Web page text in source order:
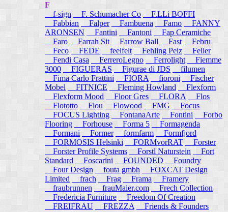
F
f-sign
F. Schumacher Co
F.LLi BOFFI
Fabbian
Falper Fambuena Famo
FANNY
ARONSEN
Fantini Fantoni
Fap Ceramiche
Faro
Farrah Sit Farrow Ball Fast
Febru
Feco
FEDE feelfelt Fehling Peiz
Feller
Fendi Casa
FerreroLegno Ferrolight
Fiemme
3000
FIGUERAS Figurae di JDS
filumen
Fima Carlo Frattini
FIORA fioroni
Fischer
Mobel
FITNICE Fleming Howland
Flexform
Flexform Mood
Floor Gres FLORA
Flos
Flototto
Flou Flowood FMG
Focus
FOCUS Lighting
FontanaArte Fontini
Forbo
Flooring
Forhouse Forma 5
Formagenda
Formani
Former formfarm
Formfjord
FORMOSIS Helsinki
FORMvorRAT
Forster
Forster Profile Systems
Forstl Naturstein
Fort
Standard
Foscarini FOUNDED
Foundry
Four Design
fouta gmbh
FOXCAT Design
Limited
frach Frag Frama
Framery
fraubrunnen
frauMaier.com
Frech Collection
Fredericia Furniture
Freedom Of Creation
FREIFRAU
FREZZA
Friends & Founders